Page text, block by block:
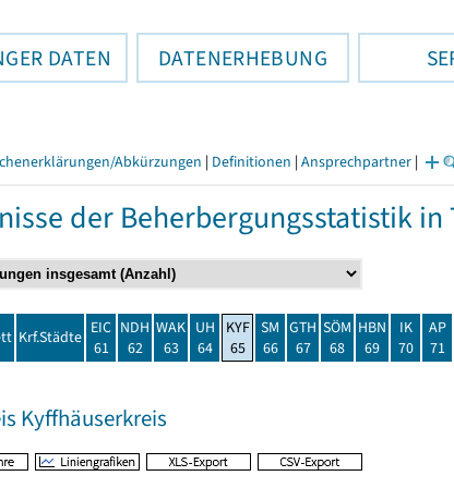
DATEN DATENERHEBUNG
Abkürzungen | Definitionen | Ansprechpartner |
der Beherbergungsstatistik
Krf.Städte EIC
61
NDH
62
WAK
63
UH
64
KYF
65
SM
66
GTH
67
SÖM
68
HBN
69
IK
70
AP
71
Kyffhäuserkreis